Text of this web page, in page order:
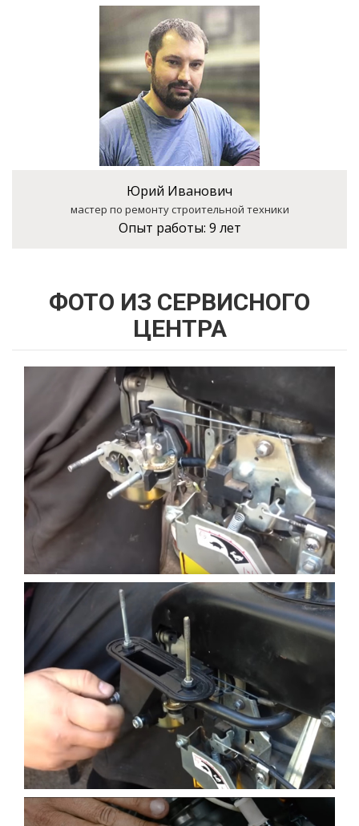
Юрий Иванович
мастер по ремонту строительной техники
Опыт работы: 9 лет
ФОТО ИЗ СЕРВИСНОГО
ЦЕНТРА